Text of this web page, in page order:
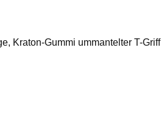
Kraton-Gummi ummantelter T-Griff